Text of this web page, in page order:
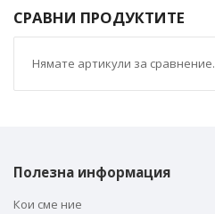
СРАВНИ ПРОДУКТИТЕ
Нямате артикули за сравнение.
Полезна информация
Кои сме ние